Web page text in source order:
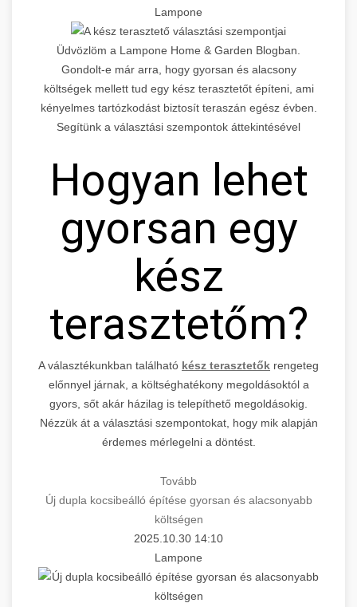
Lampone
Üdvözlöm a Lampone Home & Garden Blogban.
Gondolt-e már arra, hogy gyorsan és alacsony
költségek mellett tud egy kész terasztetőt építeni, ami
kényelmes tartózkodást biztosít teraszán egész évben.
Segítünk a választási szempontok áttekintésével
Hogyan lehet
gyorsan egy
kész
terasztetőm?
A választékunkban található kész terasztetők rengeteg
előnnyel járnak, a költséghatékony megoldásoktól a
gyors, sőt akár házilag is telepíthető megoldásokig.
Nézzük át a választási szempontokat, hogy mik alapján
érdemes mérlegelni a döntést.
Tovább
Új dupla kocsibeálló építése gyorsan és alacsonyabb
költségen
2025.10.30 14:10
Lampone